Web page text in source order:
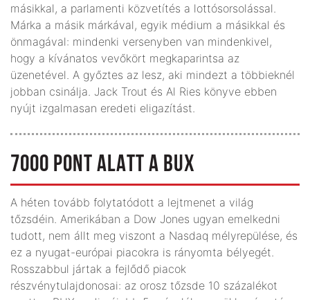
másikkal, a parlamenti közvetítés a lottósorsolással.
Márka a másik márkával, egyik médium a másikkal és
önmagával: mindenki versenyben van mindenkivel,
hogy a kívánatos vevőkört megkaparintsa az
üzenetével. A győztes az lesz, aki mindezt a többieknél
jobban csinálja. Jack Trout és Al Ries könyve ebben
nyújt izgalmasan eredeti eligazítást.
7000 PONT ALATT A BUX
A héten tovább folytatódott a lejtmenet a világ
tőzsdéin. Amerikában a Dow Jones ugyan emelkedni
tudott, nem állt meg viszont a Nasdaq mélyrepülése, és
ez a nyugat-európai piacokra is rányomta bélyegét.
Rosszabbul jártak a fejlődő piacok
részvénytulajdonosai: az orosz tőzsde 10 százalékot